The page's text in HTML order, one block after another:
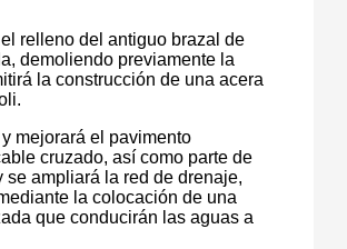
relleno del antiguo brazal de
demoliendo previamente la
la construcción de una acera
mejorará el pavimento
cruzado, así como parte de
se ampliará la red de drenaje,
la colocación de una
que conducirán las aguas a